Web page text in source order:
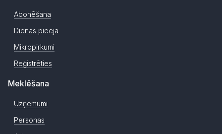
Abonēšana
Dienas pieeja
Mikropirkumi
Reģistrēties
Meklēšana
Uzņēmumi
Personas